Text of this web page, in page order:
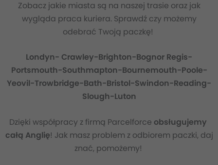
Zobacz jakie miasta są na naszej trasie oraz jak
wygląda praca kuriera. Sprawdź czy możemy
odebrać Twoją paczkę!
Londyn- Crawley-Brighton-Bognor Regis-
Portsmouth-Southmapton-Bournemouth-Poole-
Yeovil-Trowbridge-Bath-Bristol-Swindon-Reading-
Slough-Luton
Dzięki współpracy z firmą Parcelforce obsługujemy
całą Anglię! Jak masz problem z odbiorem paczki, daj
znać, pomożemy!